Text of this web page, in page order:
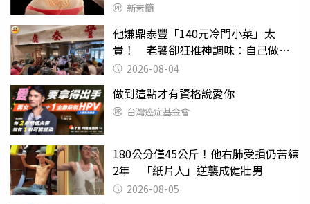
新素簡
他嫌鼎泰豐「140元冷門小菜」太
貴！ 老饕卻狂推神調味：自己做不
出來2026-08-04
做到這點才有資格說愛你
台灣癌症基金會
180公分僅45公斤！他右肺受損仍苦練
2年 「紙片人」逆襲成健壯男
2026-08-05